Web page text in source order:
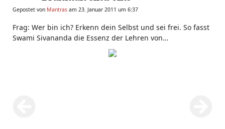
Gepostet von Mantras am 23. Januar 2011 um 6:37
Frag: Wer bin ich? Erkenn dein Selbst und sei frei. So fasst
Swami Sivananda die Essenz der Lehren von
vidya.de/Bilder/Galerien/Sankara.html">Sankara